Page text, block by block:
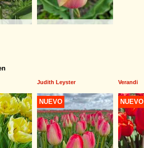
Judith Leyster
NUEVO
Verandi
NUEVO